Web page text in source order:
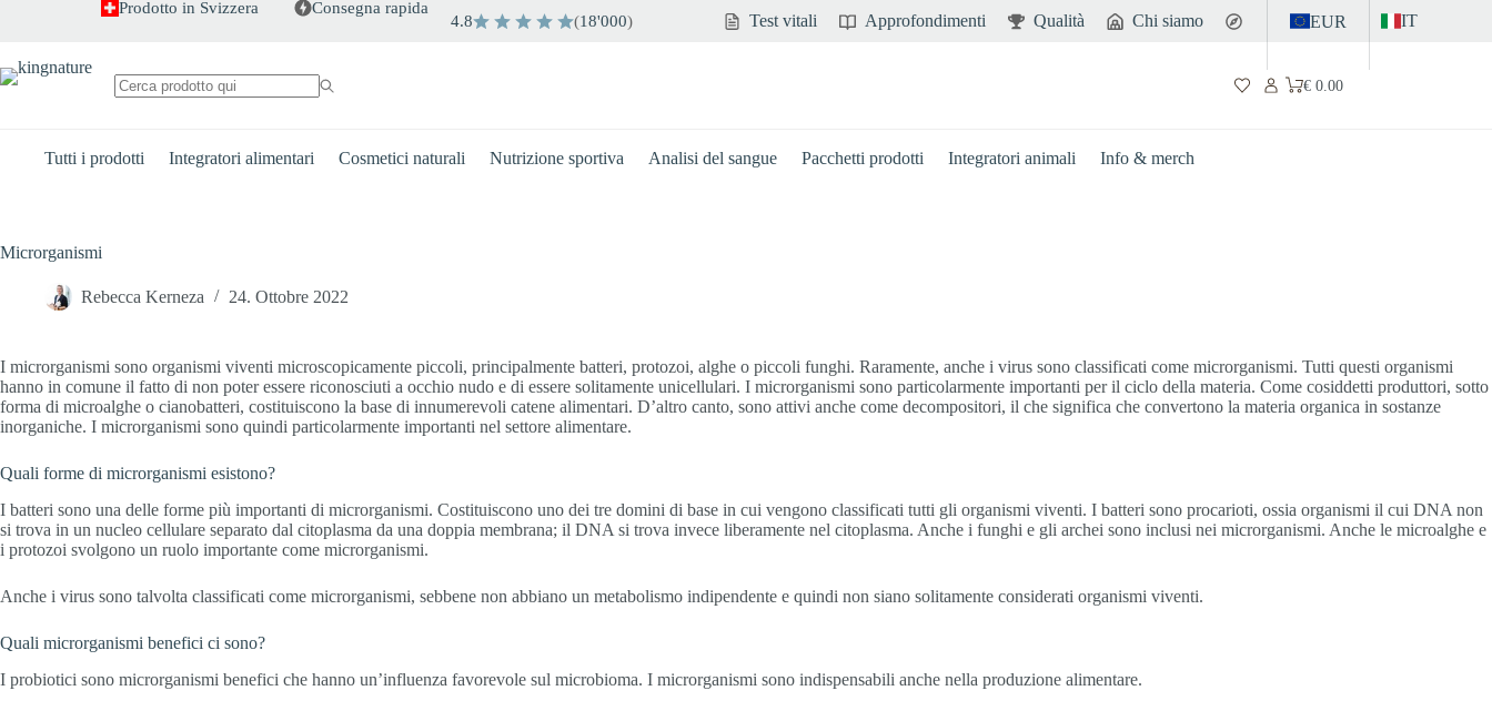
Prodotto in Svizzera Consegna rapida
4.8 (18'000) Test vitali Approfondimenti Qualità Chi siamo ContattoEUR IT
Carrello
€0.00
Tutti i prodotti Integratori alimentari Cosmetici naturali Nutrizione sportiva Analisi del sangue Pacchetti prodotti Integratori animali Info & merch
Microrganismi
Rebecca Kerneza 24. Ottobre 2022
I microrganismi sono organismi viventi microscopicamente piccoli, principalmente batteri, protozoi, alghe o piccoli funghi. Raramente, anche i virus sono classificati come microrganismi. Tutti questi organismi
hanno in comune il fatto di non poter essere riconosciuti a occhio nudo e di essere solitamente unicellulari. I microrganismi sono particolarmente importanti per il ciclo della materia. Come cosiddetti produttori, sotto
forma di microalghe o cianobatteri, costituiscono la base di innumerevoli catene alimentari. D’altro canto, sono attivi anche come decompositori, il che significa che convertono la materia organica in sostanze
inorganiche. I microrganismi sono quindi particolarmente importanti nel settore alimentare.
Quali forme di microrganismi esistono?
I batteri sono una delle forme più importanti di microrganismi. Costituiscono uno dei tre domini di base in cui vengono classificati tutti gli organismi viventi. I batteri sono procarioti, ossia organismi il cui DNA non
si trova in un nucleo cellulare separato dal citoplasma da una doppia membrana; il DNA si trova invece liberamente nel citoplasma. Anche i funghi e gli archei sono inclusi nei microrganismi. Anche le microalghe e
i protozoi svolgono un ruolo importante come microrganismi.
Anche i virus sono talvolta classificati come microrganismi, sebbene non abbiano un metabolismo indipendente e quindi non siano solitamente considerati organismi viventi.
Quali microrganismi benefici ci sono?
I probiotici sono microrganismi benefici che hanno un’influenza favorevole sul microbioma. I microrganismi sono indispensabili anche nella produzione alimentare.